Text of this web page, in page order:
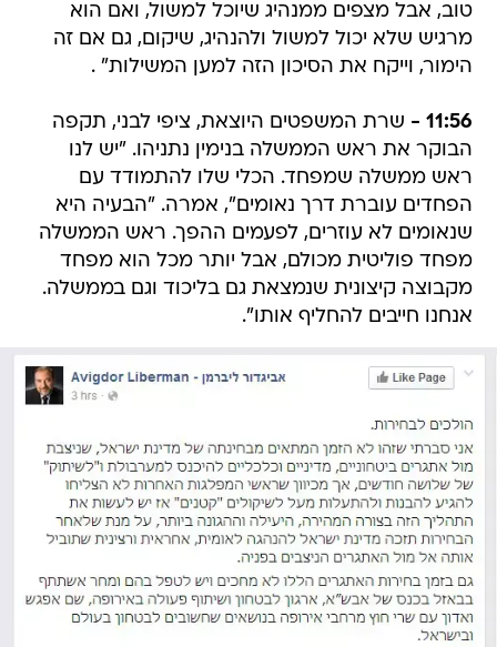
טוב, אבל מצפים ממנהיג שיוכל למשול, ואם הוא
מרגיש שלא יכול למשול ולהנהיג, שיקום, גם אם זה
הימור, וייקח את הסיכון הזה למען המשילות" .
11:56 -
שרת המשפטים היוצאת, ציפי לבני, תקפה
הבוקר את ראש הממשלה בנימין נתניהו. "יש לנו
ראש ממשלה שמפחד. הכלי שלו להתמודד עם
הפחדים עוברת דרך נאומים", אמרה. "הבעיה היא
שנאומים לא עוזרים, לפעמים ההפך. ראש הממשלה
מפחד פוליטית מכולם, אבל יותר מכל הוא מפחד
מקבוצה קיצונית שנמצאת גם בליכוד וגם בממשלה.
אנחנו חייבים להחליף אותו".